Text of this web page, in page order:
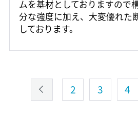
ムを基材としておりますので
分な強度に加え、大変優れた
しております。
2 3 4